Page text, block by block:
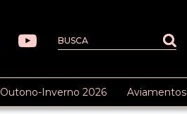
Outono-Inverno 2026 Aviamentos